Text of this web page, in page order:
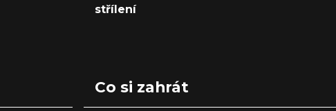
střílení
Co si zahrát